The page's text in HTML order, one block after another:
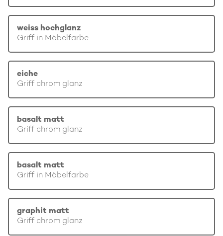
weiss hochglanz
Griff in Möbelfarbe
eiche
Griff chrom glanz
basalt matt
Griff chrom glanz
basalt matt
Griff in Möbelfarbe
graphit matt
Griff chrom glanz